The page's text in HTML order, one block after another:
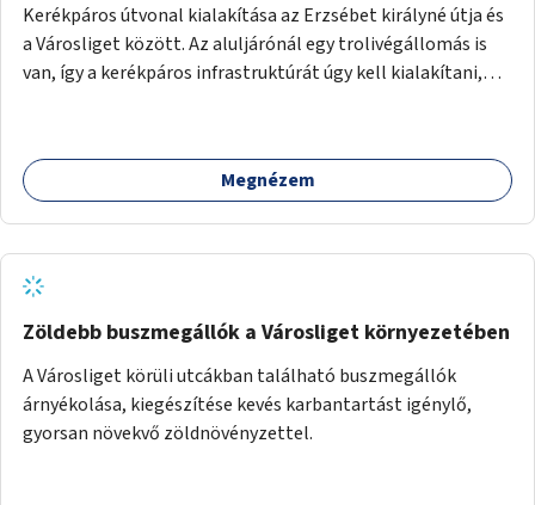
Kerékpáros útvonal kialakítása az Erzsébet királyné útja és
a Városliget között. Az aluljárónál egy trolivégállomás is
van, így a kerékpáros infrastruktúrát úgy kell kialakítani,
körúton, majd a Városligetig folytatódna a Hermina utat
keresztezve.
Megnézem
Zöldebb buszmegállók a Városliget környezetében
A Városliget körüli utcákban található buszmegállók
árnyékolása, kiegészítése kevés karbantartást igénylő,
gyorsan növekvő zöldnövényzettel.